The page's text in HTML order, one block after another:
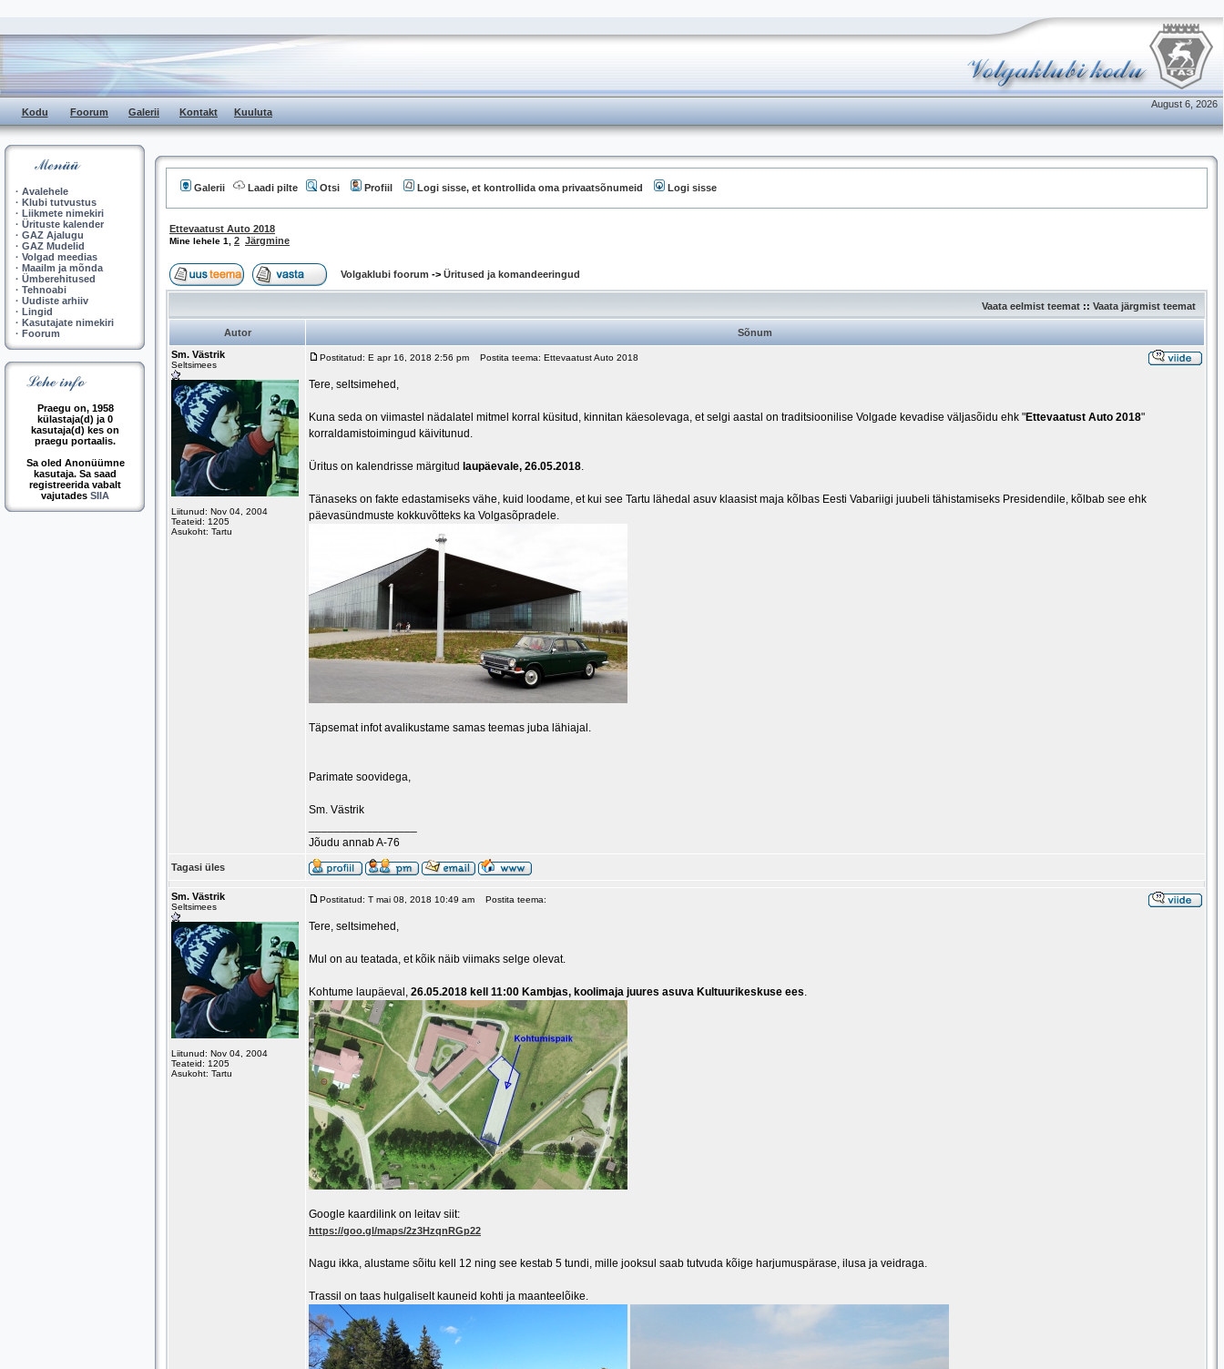
Kodu Foorum Galerii Kontakt Kuuluta
August 6, 2026
· Avalehele
· Klubi tutvustus
· Liikmete nimekiri
· Ürituste kalender
· GAZ Ajalugu
· GAZ Mudelid
· Volgad meedias
· Maailm ja mõnda
· Ümberehitused
· Tehnoabi
· Uudiste arhiiv
· Lingid
· Kasutajate nimekiri
· Foorum
Praegu on, 1958
külastaja(d) ja 0
kasutaja(d) kes on
praegu portaalis.
Sa oled Anonüümne
kasutaja. Sa saad
registreerida vabalt
vajutades SIIA
Galerii Laadi pilte Otsi Profiil Logi sisse, et kontrollida oma privaatsõnumeid Logi sisse
Ettevaatust Auto 2018
Mine lehele 1 2 Järgmine
Volgaklubi foorum -> Üritused ja komandeeringud
Vaata eelmist teemat :: Vaata järgmist teemat
Autor
Sõnum
Sm. Västrik
Seltsimees
Liitunud: Nov 04, 2004
Teateid: 1205
Asukoht: Tartu
Postitatud: E apr 16, 2018 2:56 pm Postita teema: Ettevaatust Auto 2018
Tere, seltsimehed,
Kuna seda on viimastel nädalatel mitmel korral küsitud, kinnitan käesolevaga, et selgi aastal on traditsioonilise Volgade kevadise väljasõidu ehk "Ettevaatust Auto 2018"
korraldamistoimingud käivitunud.
Üritus on kalendrisse märgitud laupäevale, 26.05.2018.
Tänaseks on fakte edastamiseks vähe, kuid loodame, et kui see Tartu lähedal asuv klaasist maja kõlbas Eesti Vabariigi juubeli tähistamiseks Presidendile, kõlbab see ehk
päevasündmuste kokkuvõtteks ka Volgasõpradele.
Täpsemat infot avalikustame samas teemas juba lähiajal.
Parimate soovidega,
Sm. Västrik
Jõudu annab A-76
Tagasi üles
Sm. Västrik
Seltsimees
Liitunud: Nov 04, 2004
Teateid: 1205
Asukoht: Tartu
Postitatud: T mai 08, 2018 10:49 am Postita teema:
Tere, seltsimehed,
Mul on au teatada, et kõik näib viimaks selge olevat.
Kohtume laupäeval, 26.05.2018 kell 11:00 Kambjas, koolimaja juures asuva Kultuurikeskuse ees.
Google kaardilink on leitav siit:
https://goo.gl/maps/2z3HzqnRGp22
Nagu ikka, alustame sõitu kell 12 ning see kestab 5 tundi, mille jooksul saab tutvuda kõige harjumuspärase, ilusa ja veidraga.
Trassil on taas hulgaliselt kauneid kohti ja maanteelõike.